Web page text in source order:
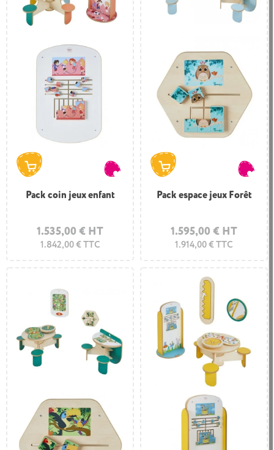
d’attente à destination des enfants
Pack coin jeux enfant
1.535,00 € HT
1.842,00 € TTC
Pack espace jeux Forêt
1.595,00 € HT
1.914,00 € TTC